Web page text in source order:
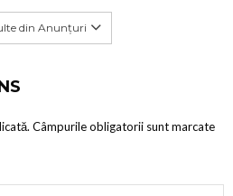
din Anunțuri
Câmpurile obligatorii sunt marcate